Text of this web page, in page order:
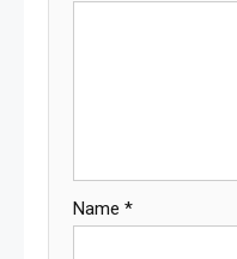
Name *